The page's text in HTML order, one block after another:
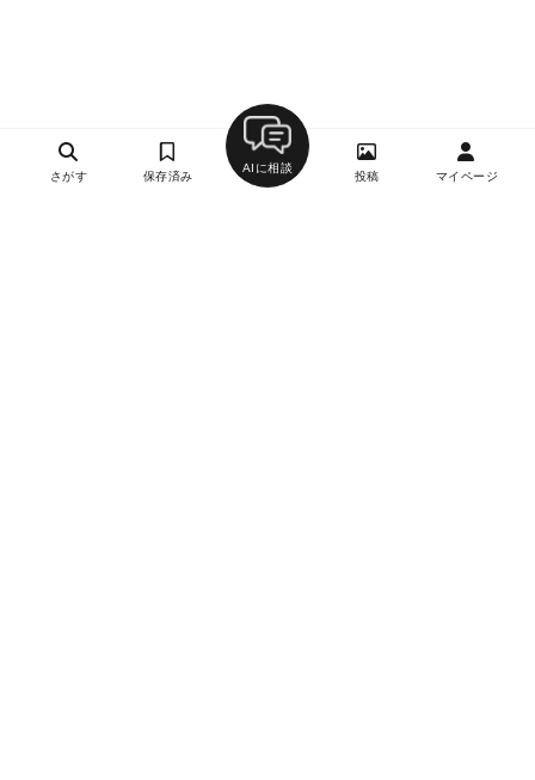
さがす 保存済み
AIに相談
投稿 マイページ